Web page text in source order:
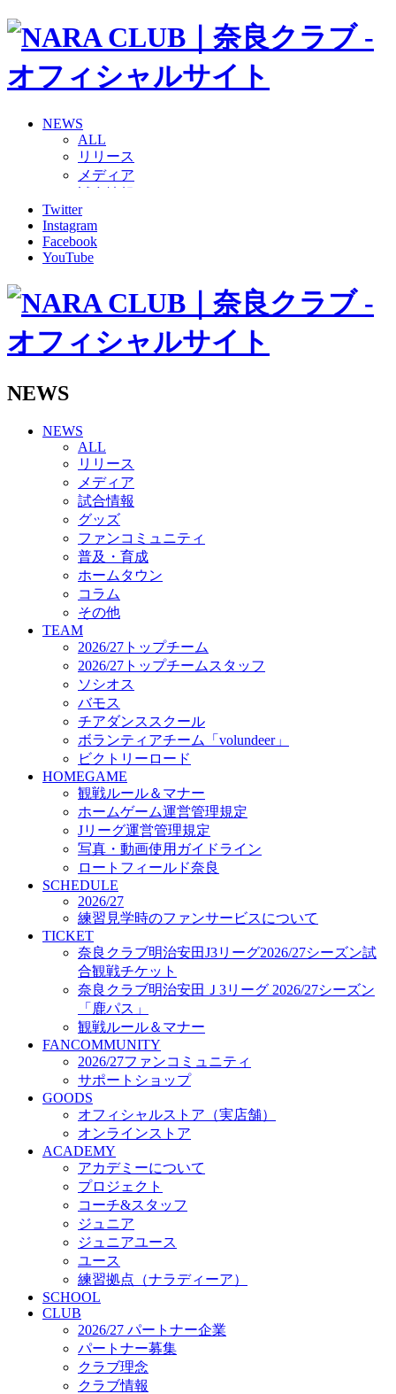
NEWS
ALL
リリース
メディア
グッズ
ファンコミュニティ
普及・育成
ホームタウン
その他
2026/27トップチーム
2026/27トップチームスタッフ
ボランティアチーム「volundeer」
ビクトリーロード
HOMEGAME
観戦ルール＆マナー
ホームゲーム運営管理規定
Jリーグ運営管理規定
写真・動画使用ガイドライン
ロートフィールド奈良
SCHEDULE
2026/27
練習見学時のファンサービスについて
TICKET
奈良クラブ明治安田J3リーグ2026/27シーズン試
合観戦チケット
奈良クラブ明治安田Ｊ3リーグ 2026/27シーズン
「鹿パス」
観戦ルール＆マナー
FANCOMMUNITY
2026/27ファンコミュニティ
サポートショップ
GOODS
オフィシャルストア（実店舗）
オンラインストア
ACADEMY
アカデミーについて
プロジェクト
コーチ&スタッフ
ジュニア
ジュニアユース
ユース
練習拠点（ナラディーア）
SCHOOL
2026/27 パートナー企業
パートナー募集
クラブ理念
クラブ情報
サステナビリティ
Web制作支援
応援プロジェクト
Twitter
Instagram
Facebook
YouTube
NEWS
NEWS
ALL
リリース
メディア
試合情報
グッズ
ファンコミュニティ
普及・育成
ホームタウン
コラム
その他
TEAM
2026/27トップチーム
2026/27トップチームスタッフ
ソシオス
バモス
チアダンススクール
ボランティアチーム「volundeer」
ビクトリーロード
HOMEGAME
観戦ルール＆マナー
ホームゲーム運営管理規定
Jリーグ運営管理規定
写真・動画使用ガイドライン
ロートフィールド奈良
SCHEDULE
2026/27
練習見学時のファンサービスについて
TICKET
奈良クラブ明治安田J3リーグ2026/27シーズン試
合観戦チケット
奈良クラブ明治安田Ｊ3リーグ 2026/27シーズン
「鹿パス」
観戦ルール＆マナー
FANCOMMUNITY
2026/27ファンコミュニティ
サポートショップ
GOODS
オフィシャルストア（実店舗）
オンラインストア
ACADEMY
アカデミーについて
プロジェクト
コーチ&スタッフ
ジュニア
ジュニアユース
ユース
練習拠点（ナラディーア）
SCHOOL
CLUB
2026/27 パートナー企業
パートナー募集
クラブ理念
クラブ情報